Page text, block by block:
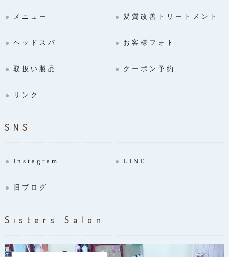
メニュー 髪質改善トリートメント
ヘッドスパ お客様フォト
取扱い製品 クーポン予約
リンク
SNS
Instagram LINE
旧ブログ
Sisters Salon